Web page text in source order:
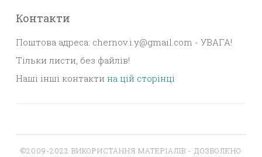
Контакти
Поштова адреса: chernov.i.y@gmail.com - УВАГА!
Тільки листи, без файлів!
Наші інші контакти на цій сторінці
©2009-2022 ВИКОРИСТАННЯ МАТЕРІАЛІВ - ДОЗВОЛЕНО